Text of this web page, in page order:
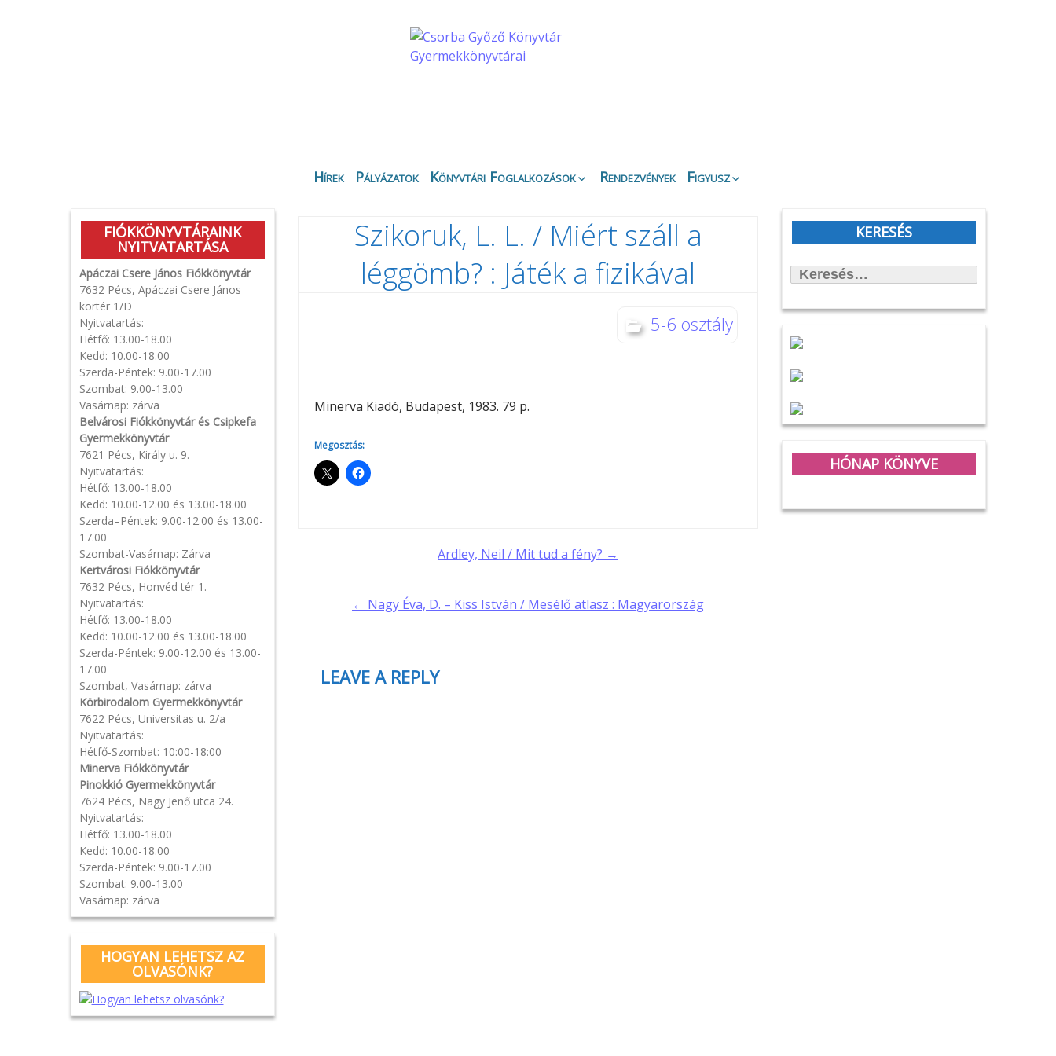
Hírek Pályázatok
Könyvtári Foglalkozások
Belvárosi Fiókkönyvtár
Csipkefa
Gyermekkönyvtár
Gyermekkönyvtár
Rendezvények
Figyusz
BiblioTéma
Nyitott könyvek
Körbirodalmi lépegető
Diafilmköcsönzés
FIÓKKÖNYVTÁRAINK
NYITVATARTÁSA
Apáczai Csere János Fiókkönyvtár
7632 Pécs, Apáczai Csere János
körtér 1/D
Nyitvatartás:
Hétfő: 13.00-18.00
Kedd: 10.00-18.00
Szerda-Péntek: 9.00-17.00
Szombat: 9.00-13.00
Vasárnap: zárva
Belvárosi Fiókkönyvtár és Csipkefa
Gyermekkönyvtár
7621 Pécs, Király u. 9.
Nyitvatartás:
Hétfő: 13.00-18.00
Kedd: 10.00-12.00 és 13.00-18.00
Szerda–Péntek: 9.00-12.00 és 13.00-
17.00
Szombat-Vasárnap: Zárva
Kertvárosi Fiókkönyvtár
7632 Pécs, Honvéd tér 1.
Nyitvatartás:
Hétfő: 13.00-18.00
Kedd: 10.00-12.00 és 13.00-18.00
Szerda-Péntek: 9.00-12.00 és 13.00-
17.00
Szombat, Vasárnap: zárva
Körbirodalom Gyermekkönyvtár
7622 Pécs, Universitas u. 2/a
Nyitvatartás:
Hétfő-Szombat: 10:00-18:00
Minerva Fiókkönyvtár
Pinokkió Gyermekkönyvtár
7624 Pécs, Nagy Jenő utca 24.
Nyitvatartás:
Hétfő: 13.00-18.00
Kedd: 10.00-18.00
Szerda-Péntek: 9.00-17.00
Szombat: 9.00-13.00
Vasárnap: zárva
HOGYAN LEHETSZ AZ
OLVASÓNK?
KERESÉS
HÓNAP KÖNYVE
Szikoruk, L. L. / Miért száll a
léggömb? : Játék a fizikával
5-6 osztály
Minerva Kiadó, Budapest, 1983. 79 p.
Megosztás:
navigation
Ardley, Neil / Mit tud a fény? →
← Nagy Éva, D. – Kiss István / Mesélő atlasz : Magyarország
LEAVE A REPLY